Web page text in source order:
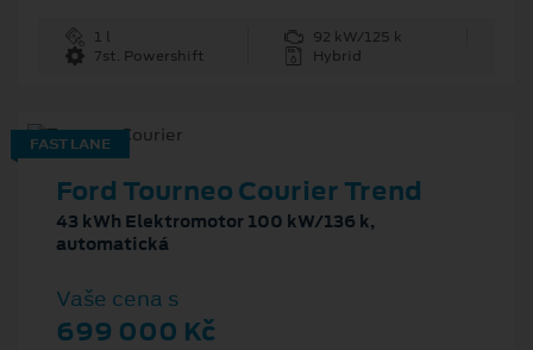
1 l
92 kW/125 k
7st. Powershift
Hybrid
FAST LANE
Ford Tourneo Courier Trend
43 kWh Elektromotor 100 kW/136 k,
automatická
Vaše cena s
699 000 Kč